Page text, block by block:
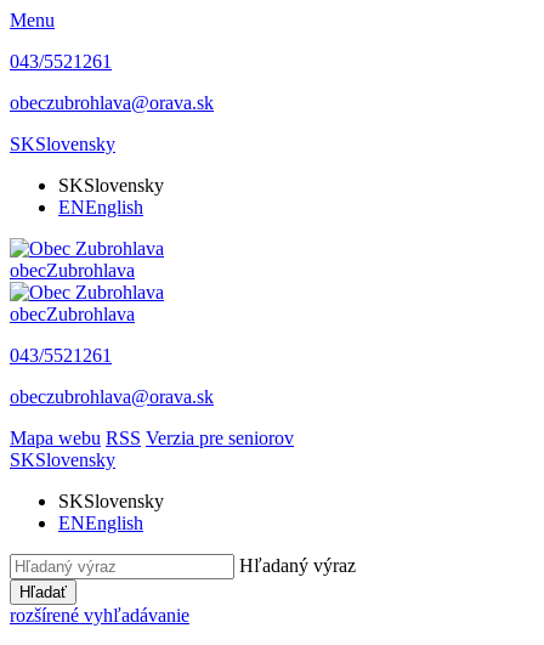
Menu
043/5521261
obeczubrohlava@orava.sk
SKSlovensky
SKSlovensky
ENEnglish
obecZubrohlava
obecZubrohlava
043/5521261
obeczubrohlava@orava.sk
Mapa webu RSS Verzia pre seniorov
SKSlovensky
SKSlovensky
ENEnglish
Hľadaný výraz
Hľadať
rozšírené vyhľadávanie